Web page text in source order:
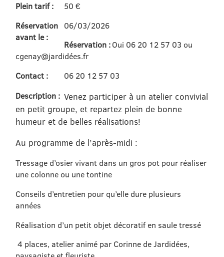
Plein tarif :
50 €
Réservation
avant le :
06/03/2026
Réservation : Oui 06 20 12 57 03 ou
cgenay@jardidées.fr
Contact :
06 20 12 57 03
Description : Venez participer à un atelier convivial
en petit groupe, et repartez plein de bonne
humeur et de belles réalisations!
Au programme de l’après-midi :
Tressage d’osier vivant dans un gros pot pour réaliser
une colonne ou une tontine
Conseils d’entretien pour qu’elle dure plusieurs
années
Réalisation d’un petit objet décoratif en saule tressé
4 places, atelier animé par Corinne de Jardidées,